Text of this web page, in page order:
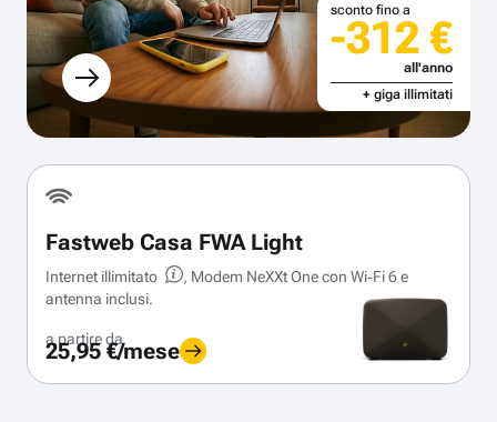
sconto fino a
-312 €
all'anno
+ giga illimitati
Fastweb Casa FWA Light
Internet illimitato
, Modem NeXXt One con Wi‑Fi 6 e
antenna inclusi.
a partire da
25,95 €/mese